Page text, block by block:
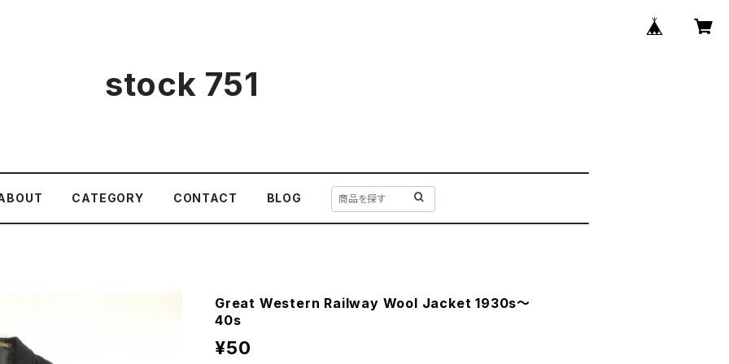
stock 751
CATEGORY CONTACT BLOG
Great Western Railway Wool Jacket 1930s～
40s
¥50